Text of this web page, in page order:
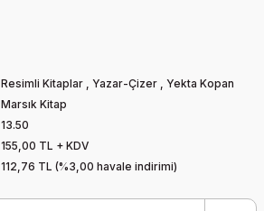
Resimli Kitaplar , Yazar-Çizer , Yekta Kopan
Marsık Kitap
13.50
155,00 TL + KDV
112,76 TL (%3,00 havale indirimi)